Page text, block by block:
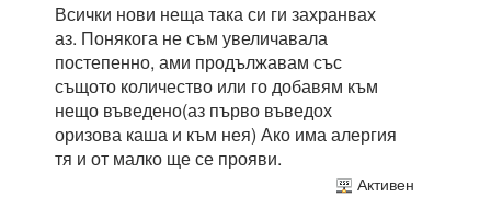
Всички нови неща така си ги захранвах
аз. Понякога не съм увеличавала
постепенно, ами продължавам със
същото количество или го добавям към
нещо въведено(аз първо въведох
оризова каша и към нея) Ако има алергия
тя и от малко ще се прояви.
Активен